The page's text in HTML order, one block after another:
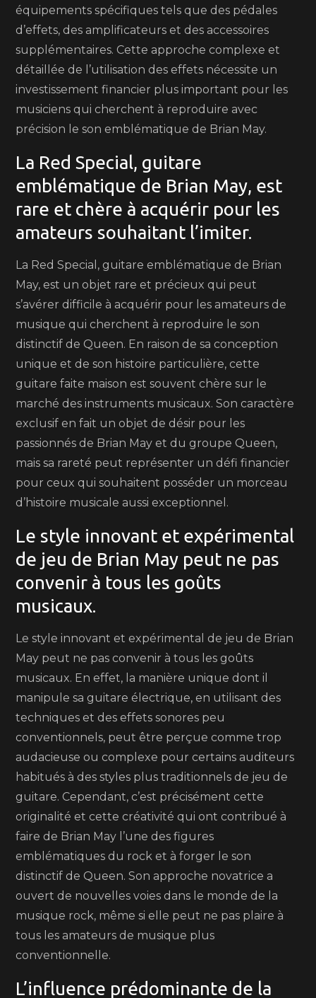
équipements spécifiques tels que des pédales
d’effets, des amplificateurs et des accessoires
supplémentaires. Cette approche complexe et
détaillée de l’utilisation des effets nécessite un
investissement financier plus important pour les
musiciens qui cherchent à reproduire avec
précision le son emblématique de Brian May.
La Red Special, guitare
emblématique de Brian May, est
rare et chère à acquérir pour les
amateurs souhaitant l’imiter.
La Red Special, guitare emblématique de Brian
May, est un objet rare et précieux qui peut
s’avérer difficile à acquérir pour les amateurs de
musique qui cherchent à reproduire le son
distinctif de Queen. En raison de sa conception
unique et de son histoire particulière, cette
guitare faite maison est souvent chère sur le
marché des instruments musicaux. Son caractère
exclusif en fait un objet de désir pour les
passionnés de Brian May et du groupe Queen,
mais sa rareté peut représenter un défi financier
pour ceux qui souhaitent posséder un morceau
d’histoire musicale aussi exceptionnel.
Le style innovant et expérimental
de jeu de Brian May peut ne pas
convenir à tous les goûts
musicaux.
Le style innovant et expérimental de jeu de Brian
May peut ne pas convenir à tous les goûts
musicaux. En effet, la manière unique dont il
manipule sa guitare électrique, en utilisant des
techniques et des effets sonores peu
conventionnels, peut être perçue comme trop
audacieuse ou complexe pour certains auditeurs
habitués à des styles plus traditionnels de jeu de
guitare. Cependant, c’est précisément cette
originalité et cette créativité qui ont contribué à
faire de Brian May l’une des figures
emblématiques du rock et à forger le son
distinctif de Queen. Son approche novatrice a
ouvert de nouvelles voies dans le monde de la
musique rock, même si elle peut ne pas plaire à
tous les amateurs de musique plus
conventionnelle.
L’influence prédominante de la